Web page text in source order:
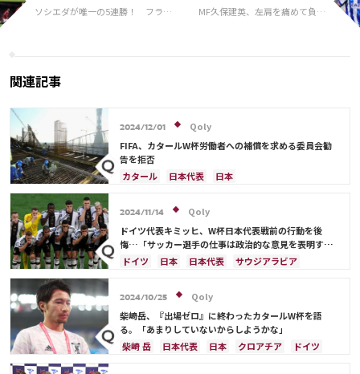
ソシエダが唯一の5連勝！ フライ
MF久保建英、左肩を痛めて負傷
関連記事
2024/12/01
Qoly
FIFA、カタールW杯労働者への補償を求める委員会勧
告を拒否
カタール
日本代表 日本
2024/11/14
Qoly
ドイツ代表キミッヒ、W杯日本代表戦前の行動を後
悔…「サッカー選手の仕事は政治的な意見を表明する
ことではない」
ドイツ 日本 日本代表 サウジアラビア
2024/10/25
Qoly
柴崎岳、『出場ゼロ』に終わったカタールW杯を語
る。「あまりしていないからしようかな」
柴崎 岳
日本代表 日本 クロアチア
ドイツ